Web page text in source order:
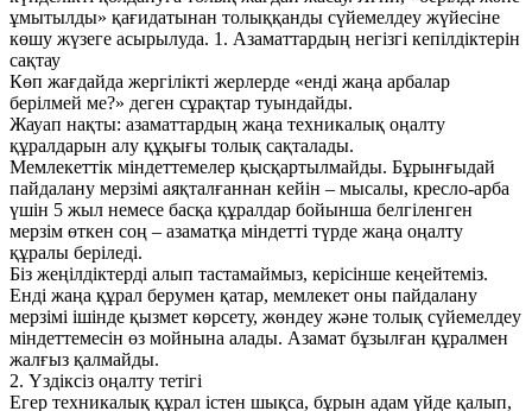
ұмытылды» қағидатынан толыққанды сүйемелдеу жүйесіне
көшу жүзеге асырылуда. 1. Азаматтардың негізгі кепілдіктерін
сақтау
Көп жағдайда жергілікті жерлерде «енді жаңа арбалар
берілмей ме?» деген сұрақтар туындайды.
Жауап нақты: азаматтардың жаңа техникалық оңалту
құралдарын алу құқығы толық сақталады.
Мемлекеттік міндеттемелер қысқартылмайды. Бұрынғыдай
пайдалану мерзімі аяқталғаннан кейін – мысалы, кресло-арба
үшін 5 жыл немесе басқа құралдар бойынша белгіленген
мерзім өткен соң – азаматқа міндетті түрде жаңа оңалту
құралы беріледі.
Біз жеңілдіктерді алып тастамаймыз, керісінше кеңейтеміз.
Енді жаңа құрал берумен қатар, мемлекет оны пайдалану
мерзімі ішінде қызмет көрсету, жөндеу және толық сүйемелдеу
міндеттемесін өз мойнына алады. Азамат бұзылған құралмен
жалғыз қалмайды.
2. Үздіксіз оңалту тетігі
Егер техникалық құрал істен шықса, бұрын адам үйде қалып,